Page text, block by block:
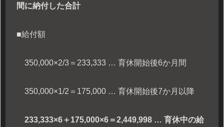
間に納付した合計
■給付額
350,000×2/3＝233,333 … 育休開始後6か月間
350,000×1/2＝175,000 … 育休開始後7か月以降
233,333×6＋175,000×6＝2,449,998 … 育休中の給